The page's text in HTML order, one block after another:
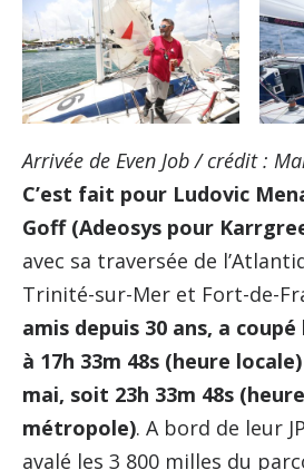
Arrivée de Even Job / crédit :
C’est fait pour Ludovic
Goff (Adeosys pour
avec sa traversée de
Trinité-sur-Mer et Fort-de-
amis depuis 30 ans, a
à 17h 33m 48s (heure
mai, soit 23h 33m 48s
métropole). A bord de leur
avalé les 3 800 milles du